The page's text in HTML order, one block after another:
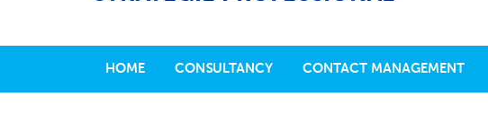
HOME CONSULTANCY CONTACT MANAGEMENT